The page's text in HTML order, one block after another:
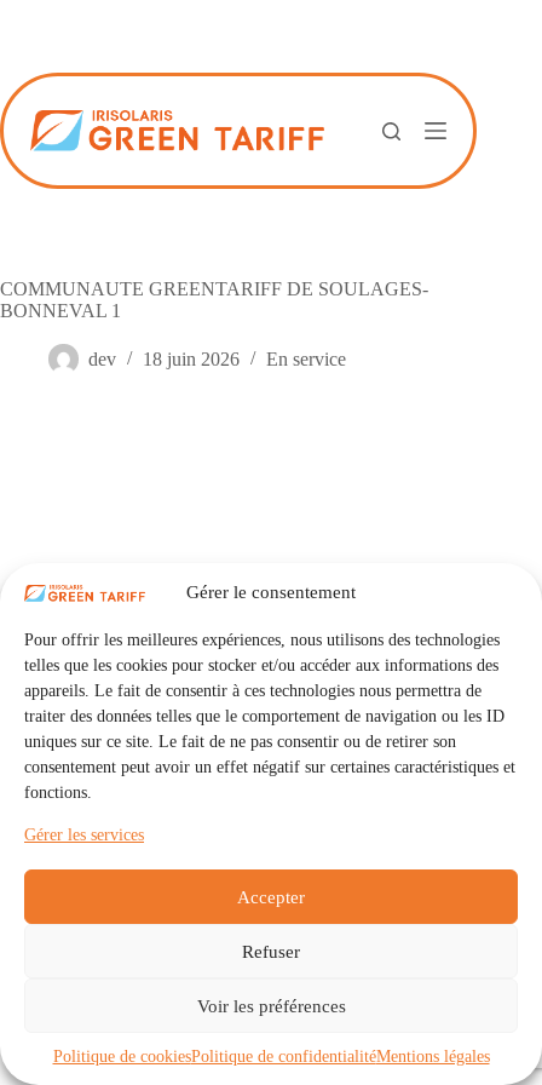
Gérer le consentement
Pour offrir les meilleures expériences, nous utilisons des technologies
telles que les cookies pour stocker et/ou accéder aux informations des
appareils. Le fait de consentir à ces technologies nous permettra de
traiter des données telles que le comportement de navigation ou les ID
uniques sur ce site. Le fait de ne pas consentir ou de retirer son
consentement peut avoir un effet négatif sur certaines caractéristiques et
fonctions.
Gérer les services
Accepter
Refuser
Voir les préférences
Politique de cookiesPolitique de confidentialitéMentions légales
COMMUNAUTE GREENTARIFF DE SOULAGES-
BONNEVAL 1
dev 18 juin 2026 En service
Communautés
À propos
Politique de cookies (UE)